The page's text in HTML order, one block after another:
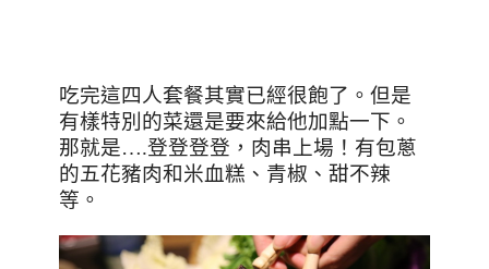
吃完這四人套餐其實已經很飽了。但是
有樣特別的菜還是要來給他加點一下。
那就是….登登登登，肉串上場！有包蔥
的五花豬肉和米血糕、青椒、甜不辣
等。